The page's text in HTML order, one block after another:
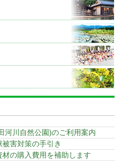
河川自然公園)のご利用案内
害対策の手引き
の購入費用を補助します